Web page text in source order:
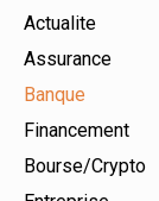
Actualite
Assurance
Banque
Financement
Bourse/crypto